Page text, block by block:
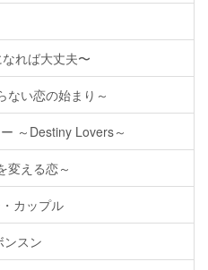
れば大丈夫〜
ない恋の始まり～
～Destiny Lovers～
変える恋～
カップル
ンスン